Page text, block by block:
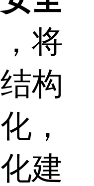
，将
构
，
建